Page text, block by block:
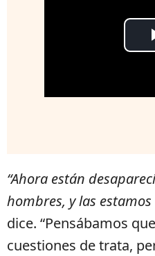
“Ahora están
hombres, y las
dice. “Pensábamos
cuestiones de trata,